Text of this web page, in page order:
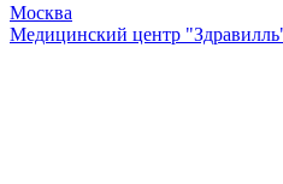
Москва
Медицинский центр